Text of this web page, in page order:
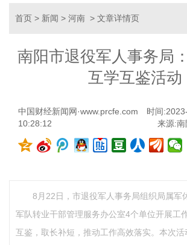
首页 > 新闻 > 河南 > 文章详情页
南阳市退役军人事务局
互学互鉴活动
中国财经新闻网·www.prcfe.com
时间
10:28:12
来源:
8月22日，市退役军人事务局组织局属军
军队转业干部管理服务办公室4个单位开展工
互鉴，取长补短，推动工作高效落实。本次活